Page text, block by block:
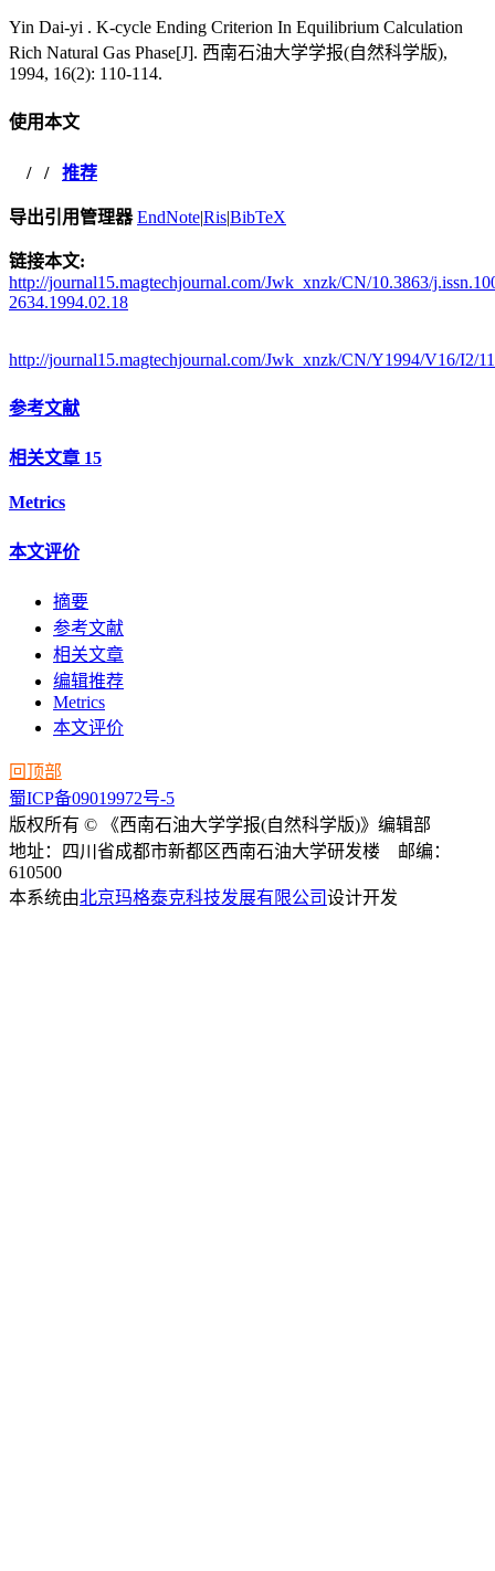
Yin Dai-yi . K-cycle Ending Criterion In Equilibrium Calculation
Rich Natural Gas Phase[J]. 西南石油大学学报(自然科学版),
1994, 16(2): 110-114.
使用本文
/ / 推荐
导出引用管理器 EndNote|Ris|BibTeX
链接本文:
http://journal15.magtechjournal.com/Jwk_xnzk/CN/10.3863/
2634.1994.02.18
http://journal15.magtechjournal.com/Jwk_xnzk/CN/Y1994/V16/I2/
参考文献
相关文章 15
Metrics
本文评价
摘要
参考文献
相关文章
编辑推荐
Metrics
本文评价
回顶部
蜀ICP备09019972号-5
版权所有 © 《西南石油大学学报(自然科学版)》编辑部
地址：四川省成都市新都区西南石油大学研发楼 邮编：
610500
本系统由北京玛格泰克科技发展有限公司设计开发